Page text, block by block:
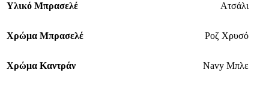
Υλικό Μπρασελέ Ατσάλι
Χρώμα Μπρασελέ Ροζ Χρυσό
Χρώμα Καντράν Navy Μπλε